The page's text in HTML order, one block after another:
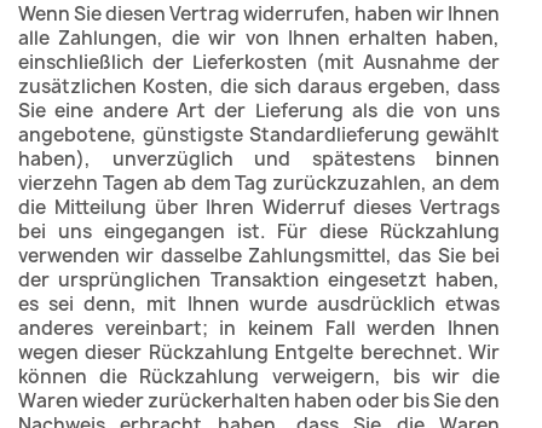
Wenn Sie diesen Vertrag widerrufen, haben wir Ihnen
alle Zahlungen, die wir von Ihnen erhalten haben,
einschließlich der Lieferkosten (mit Ausnahme der
zusätzlichen Kosten, die sich daraus ergeben, dass
Sie eine andere Art der Lieferung als die von uns
angebotene, günstigste Standardlieferung gewählt
haben), unverzüglich und spätestens binnen
vierzehn Tagen ab dem Tag zurückzuzahlen, an dem
die Mitteilung über Ihren Widerruf dieses Vertrags
bei uns eingegangen ist. Für diese Rückzahlung
verwenden wir dasselbe Zahlungsmittel, das Sie bei
der ursprünglichen Transaktion eingesetzt haben,
es sei denn, mit Ihnen wurde ausdrücklich etwas
anderes vereinbart; in keinem Fall werden Ihnen
wegen dieser Rückzahlung Entgelte berechnet. Wir
können die Rückzahlung verweigern, bis wir die
Waren wieder zurückerhalten haben oder bis Sie den